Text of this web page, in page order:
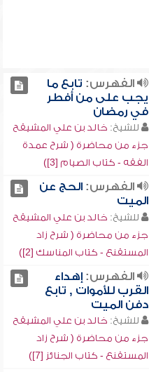
الفهرس: تابع ما
يجب على من أفطر
في رمضان
للشيخ: خالد بن علي المشيقح
جزء من محاضرة ( شرح عمدة
الفقه - كتاب الصيام [3])
الفهرس:الحج عن
الميت
للشيخ: خالد بن علي المشيقح
جزء من محاضرة ( شرح زاد
المستقنع - كتاب المناسك [2])
الفهرس:إهداء
القرب للأموات , تابع
دفن الميت
للشيخ: خالد بن علي المشيقح
جزء من محاضرة ( شرح زاد
المستقنع - كتاب الجنائز [7])